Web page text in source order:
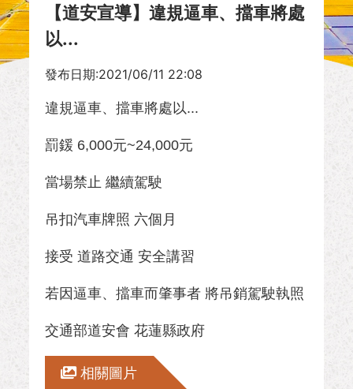
【道安宣導】違規逼車、擋車將處
以...
發布日期:2021/06/11 22:08
違規逼車、擋車將處以...
罰鍰 6,000元~24,000元
當場禁止 繼續駕駛
吊扣汽車牌照 六個月
接受 道路交通 安全講習
若因逼車、擋車而肇事者 將吊銷駕駛執照
交通部道安會 花蓮縣政府
相關圖片